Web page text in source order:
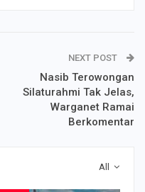
NEXT POST
Nasib Terowongan
Silaturahmi Tak Jelas,
Warganet Ramai
Berkomentar
All